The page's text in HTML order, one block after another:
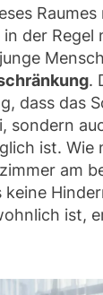
Raumes
der Regel
.
dass das
sondern
ist. Wie
am
ist,